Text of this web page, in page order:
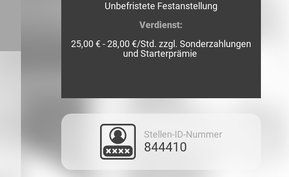
Unbefristete Festanstellung
Verdienst:
25,00 € - 28,00 €/Std. zzgl. Sonderzahlungen
und Starterprämie
Stellen-ID-Nummer
844410